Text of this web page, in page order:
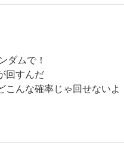
ダムで！
回すんだ
こんな確率じゃ回せないよ